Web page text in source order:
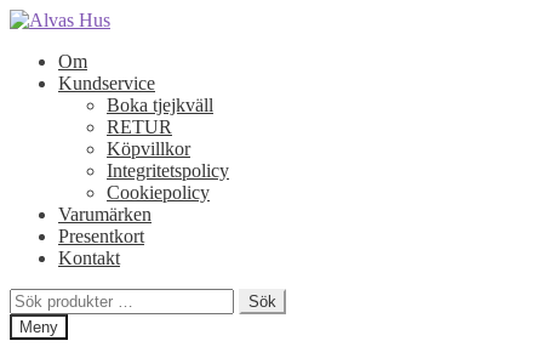
Hoppa
navigering
Hoppa
innehållOm
Kundservice
Boka tjejkväll
RETUR
Köpvillkor
Integritetspolicy
Cookiepolicy
Varumärken
Presentkort
Kontakt
Sök
efter:
Sök
Meny